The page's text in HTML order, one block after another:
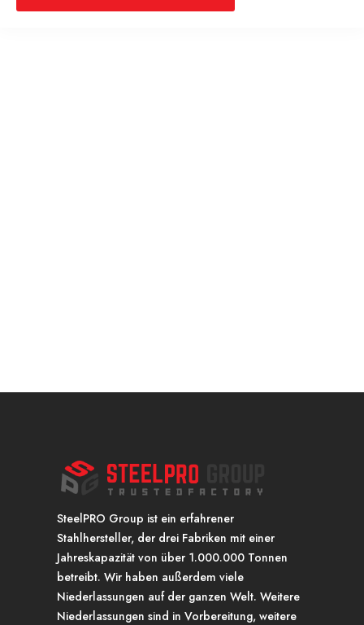
SteelPRO Group ist ein erfahrener
Stahlhersteller, der drei Fabriken mit einer
Jahreskapazität von über 1.000.000 Tonnen
betreibt. Wir haben außerdem viele
Niederlassungen auf der ganzen Welt. Weitere
Niederlassungen sind in Vorbereitung, weitere